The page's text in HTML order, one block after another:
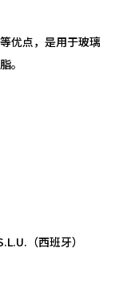
优点，是用于玻璃
。
（西班牙）